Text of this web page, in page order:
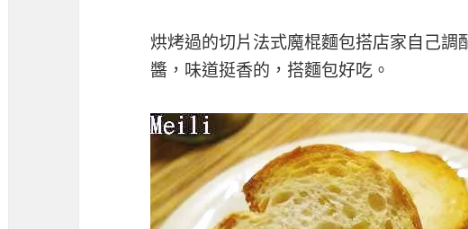
烘烤過的切片法式魔棍麵包搭店家自己調
醬，味道挺香的，搭麵包好吃。